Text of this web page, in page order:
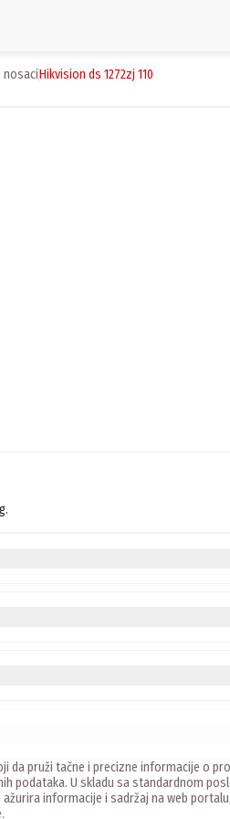
nosaci hikvision ds 1272zj 110
da pruži tačne i precizne informacije o
U skladu sa standardnom
informacije i sadržaj na web